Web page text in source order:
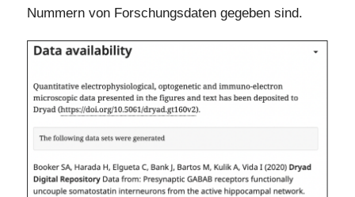
Nummern von Forschungsdaten gegeben sind.